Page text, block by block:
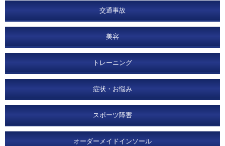
交通事故
美容
トレーニング
症状・お悩み
スポーツ障害
オーダーメイドインソール